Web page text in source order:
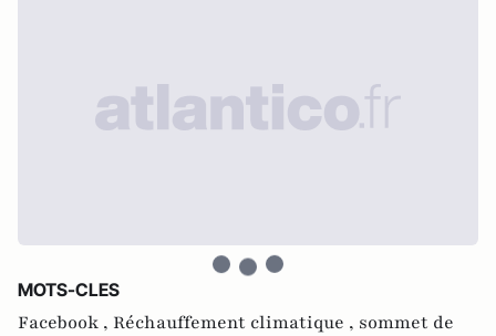
MOTS-CLES
Facebook , Réchauffement climatique , sommet de